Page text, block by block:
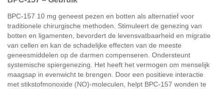
BPC-157 10 mg geneest pezen en botten als alternatief voor
traditionele chirurgische methoden. Stimuleert de genezing van
botten en ligamenten, bevordert de levensvatbaarheid en migratie
van cellen en kan de schadelijke effecten van de meeste
geneesmiddelen op de darmen compenseren. Ondersteunt
systemische spiergenezing. Het heeft het vermogen om menselijk
maagsap in evenwicht te brengen. Door een positieve interactie
met stikstofmonoxide (NO)-moleculen, helpt BPC-157 wonden te